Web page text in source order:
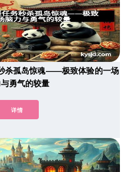
杀孤岛惊魂——极致体验的一场
勇气的较量
详情